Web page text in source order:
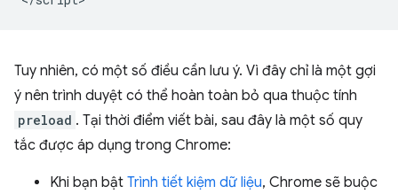
Tuy nhiên, có một số điều cần lưu ý. Vì đây chỉ là một gợi
ý nên trình duyệt có thể hoàn toàn bỏ qua thuộc tính
preload . Tại thời điểm viết bài, sau đây là một số quy
tắc được áp dụng trong Chrome:
Khi bạn bật Trình tiết kiệm dữ liệu, Chrome sẽ buộc